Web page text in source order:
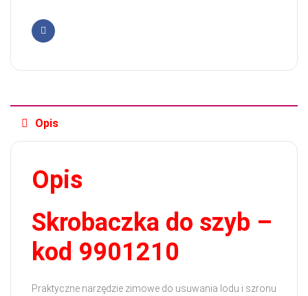
Facebook
Opis
Opis
Skrobaczka do szyb –
kod 9901210
Praktyczne narzędzie zimowe do usuwania lodu i szronu